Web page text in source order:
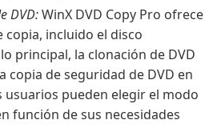
DVD:WinX DVD Copy Pro ofrece
copia, incluido el disco
principal, la clonación de DVD
copia de seguridad de DVD en
usuarios pueden elegir el modo
función de sus necesidades